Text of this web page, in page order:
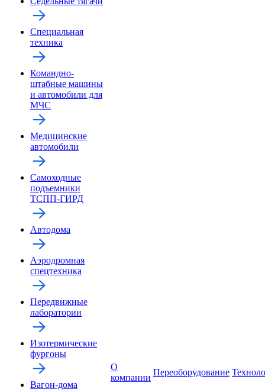
Специальная
техника
Командно-
штабные машины
и автомобили для
МЧС
Медицинские
автомобили
Самоходные
подъемники
ТСПП-ГИРД
Автодома
Аэродромная
спецтехника
Передвижные
лаборатории
Изотермические
фургоны
Вагон-дома
О
компании
Переоборудование